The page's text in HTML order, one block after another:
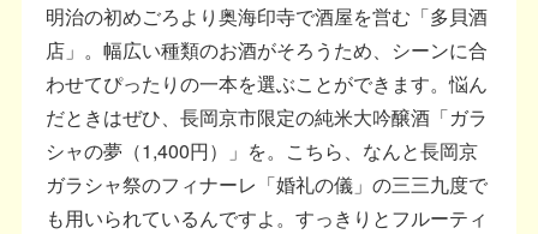
明治の初めごろより奥海印寺で酒屋を営む「多貝酒
店」。幅広い種類のお酒がそろうため、シーンに合
わせてぴったりの一本を選ぶことができます。悩ん
だときはぜひ、長岡京市限定の純米大吟醸酒「ガラ
シャの夢（1,400円）」を。こちら、なんと長岡京
ガラシャ祭のフィナーレ「婚礼の儀」の三三九度で
も用いられているんですよ。すっきりとフルーティ